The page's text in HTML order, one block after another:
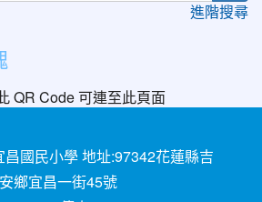
進階搜尋
國民小學 地址:97342花蓮縣吉
安鄉宜昌一街45號